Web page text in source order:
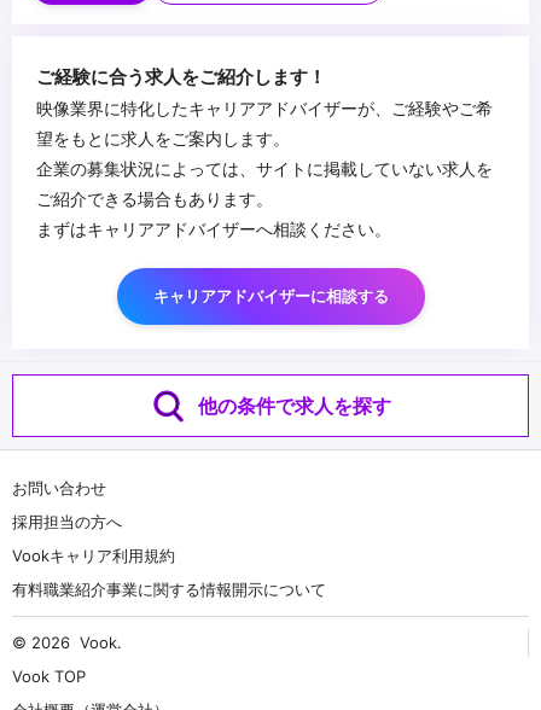
・人に対して優しく、人と接することが好きな方（クライアントに
ごすことで信用を築くなど）
・営業経験がある方
...
ご経験に合う求人をご紹介します！
映像業界に特化したキャリアアドバイザーが、ご経験やご希
望をもとに求人をご案内します。
企業の募集状況によっては、サイトに掲載していない求人を
ご紹介できる場合もあります。
まずはキャリアアドバイザーへ相談ください。
キャリアアドバイザーに相談する
他の条件で求人を探す
お問い合わせ
採用担当の方へ
Vookキャリア利用規約
有料職業紹介事業に関する情報開示について
© 2026 Vook.
Vook TOP